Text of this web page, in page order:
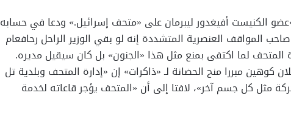
الكنيست أفيغدور ليبرمان على «متحف إسرائيل.» ودعا في حسابه
المواقف العنصرية المتشددة إنه لو بقي الوزير الراحل رحافعام
لما اكتفى بمنع مثل هذا «الجنون» بل كان سيقيل مديره.
كوهين مبررا منح الحضانة لـ «ذاكرات» إن «إدارة المتحف وبلدية تل
مثل كل جسم آخر»، لافتا إلى أن «المتحف يؤجر قاعاته لخدمة